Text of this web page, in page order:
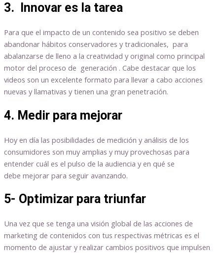
3. Innovar es la tarea
Para que el impacto de un contenido sea positivo se deben
abandonar hábitos conservadores y tradicionales, para
abalanzarse de lleno a la creatividad y original como principal
motor del proceso de generación . Cabe destacar que los
videos son un excelente formato para llevar a cabo acciones
nuevas y llamativas y tienen una gran penetración.
4. Medir para mejorar
Hoy en día las posibilidades de medición y análisis de los
consumidores son muy amplias y muy provechosas para
entender cuál es el pulso de la audiencia y en qué se
debe mejorar para seguir avanzando.
5- Optimizar para triunfar
Una vez que se tenga una visión global de las acciones de
marketing de contenidos con tus respectivas métricas es el
momento de ajustar y realizar cambios positivos que impulsen